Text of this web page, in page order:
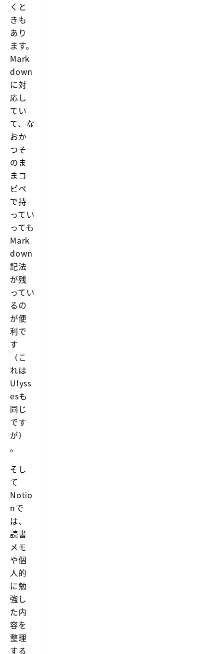
くと
きも
あり
ます。
Mark
down
に対
応し
てい
て、な
おか
つそ
のま
まコ
ピペ
で持
ってい
っても
Mark
down
記法
が残
ってい
るの
が便
利で
す
（こ
れは
Ulyss
esも
同じ
です
が）
。
そし
て
Notio
nで
は、
読書
メモ
や個
人的
に勉
強し
た内
容を
整理
する